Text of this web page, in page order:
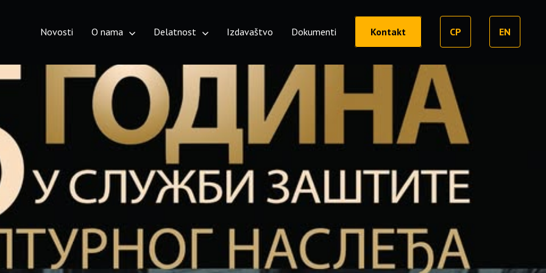
Novosti O nama Delatnost Izdavaštvo Dokumenti Kontakt CP EN